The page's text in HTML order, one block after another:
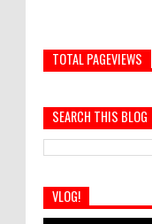
TOTAL PAGEVIEWS
SEARCH THIS BLOG
VLOG!